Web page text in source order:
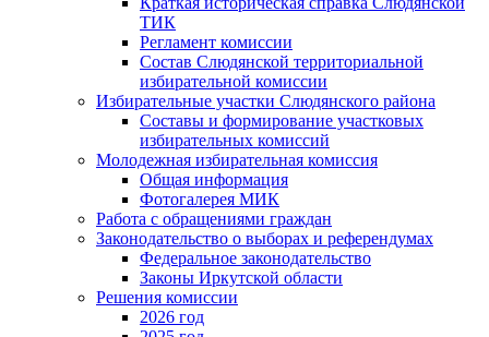
ТИК
Регламент комиссии
Состав Слюдянской территориальной
избирательной комиссии
Избирательные участки Слюдянского района
Составы и формирование участковых
избирательных комиссий
Молодежная избирательная комиссия
Общая информация
Фотогалерея МИК
Работа с обращениями граждан
Законодательство о выборах и референдумах
Федеральное законодательство
Законы Иркутской области
Решения комиссии
2026 год